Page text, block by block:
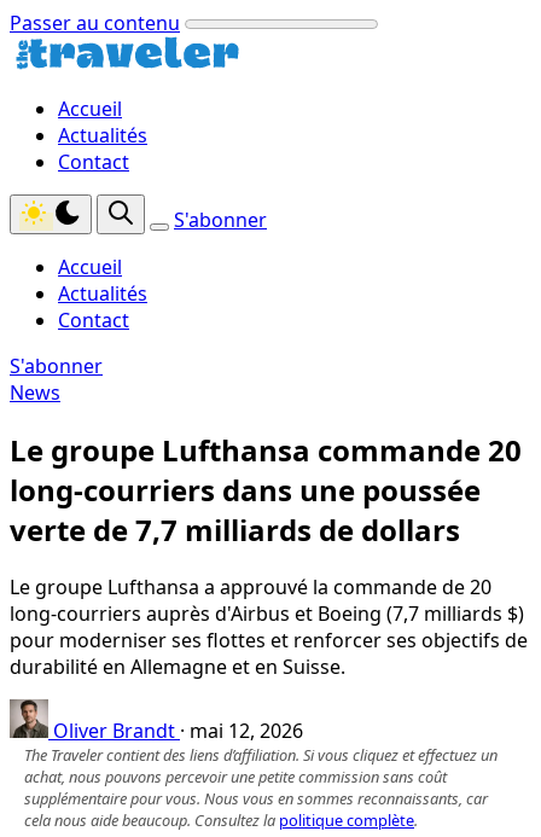
Passer au contenu
Accueil
Actualités
Contact
S'abonner
Accueil
Actualités
Contact
S'abonner
News
Le groupe Lufthansa commande 20
long‑courriers dans une poussée
verte de 7,7 milliards de dollars
Le groupe Lufthansa a approuvé la commande de 20
long‑courriers auprès d'Airbus et Boeing (7,7 milliards $)
pour moderniser ses flottes et renforcer ses objectifs de
durabilité en Allemagne et en Suisse.
Oliver Brandt · mai 12, 2026
The Traveler contient des liens d’affiliation. Si vous cliquez et effectuez un
achat, nous pouvons percevoir une petite commission sans coût
supplémentaire pour vous. Nous vous en sommes reconnaissants, car
cela nous aide beaucoup. Consultez la politique complète.